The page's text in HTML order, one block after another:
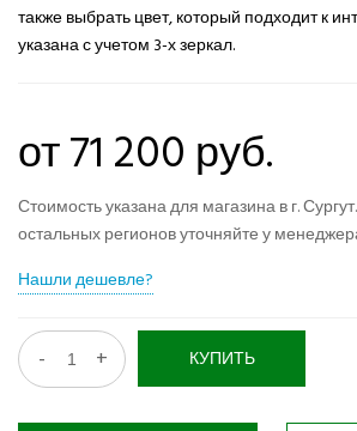
также выбрать цвет, который подходит к
указана с учетом 3-х зеркал.
от 71 200 руб.
Стоимость указана для магазина в г.
остальных регионов уточняйте у
Нашли дешевле?
- + КУПИТЬ